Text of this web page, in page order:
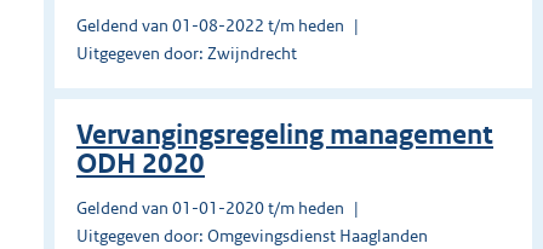
Geldend van 01-08-2022 t/m heden
Uitgegeven door: Zwijndrecht
Vervangingsregeling management
ODH 2020
Geldend van 01-01-2020 t/m heden
Uitgegeven door: Omgevingsdienst Haaglanden